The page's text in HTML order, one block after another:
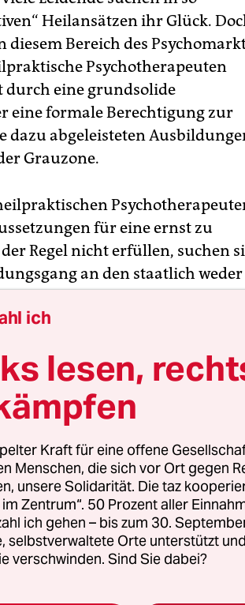
Heilansätzen ihr Glück.
Bereich des
Psychotherapeuten
durch eine grundsolide
eine formale Berechtigung zur
dazu abgeleisteten
Grauzone.
für eine ernst zu
Regel nicht erfüllen, suchen
an den staatlich weder
oder über
Psychomarkt.
durch die Republik finden sich
jedweder Sorte,
Zertifikaten und Urkunden
wie Diplom-
Zertifizierter
mehr. Es gibt Kurse, die
in einem kompletten
vorgeben. Und selbst die
ins Lächerliche, gemessen
ich
lesen,
Kraft für eine offene
Menschen, die sich vor Ort gegen
unsere Solidarität. Die taz
Zentrum“. 50 Prozent aller
ich gehen – bis zum 30.
selbstverwaltete Orte unterstützt
verschwinden. Sind Sie dabei?